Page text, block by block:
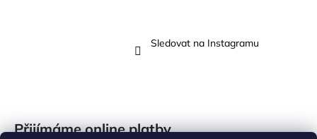
Sledovat na Instagramu
Přijímáme online platby